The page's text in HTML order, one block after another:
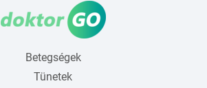
Betegségek
Tünetek